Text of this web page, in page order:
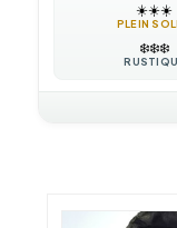
☀️☀️☀️
PLEIN
❄️❄️❄️